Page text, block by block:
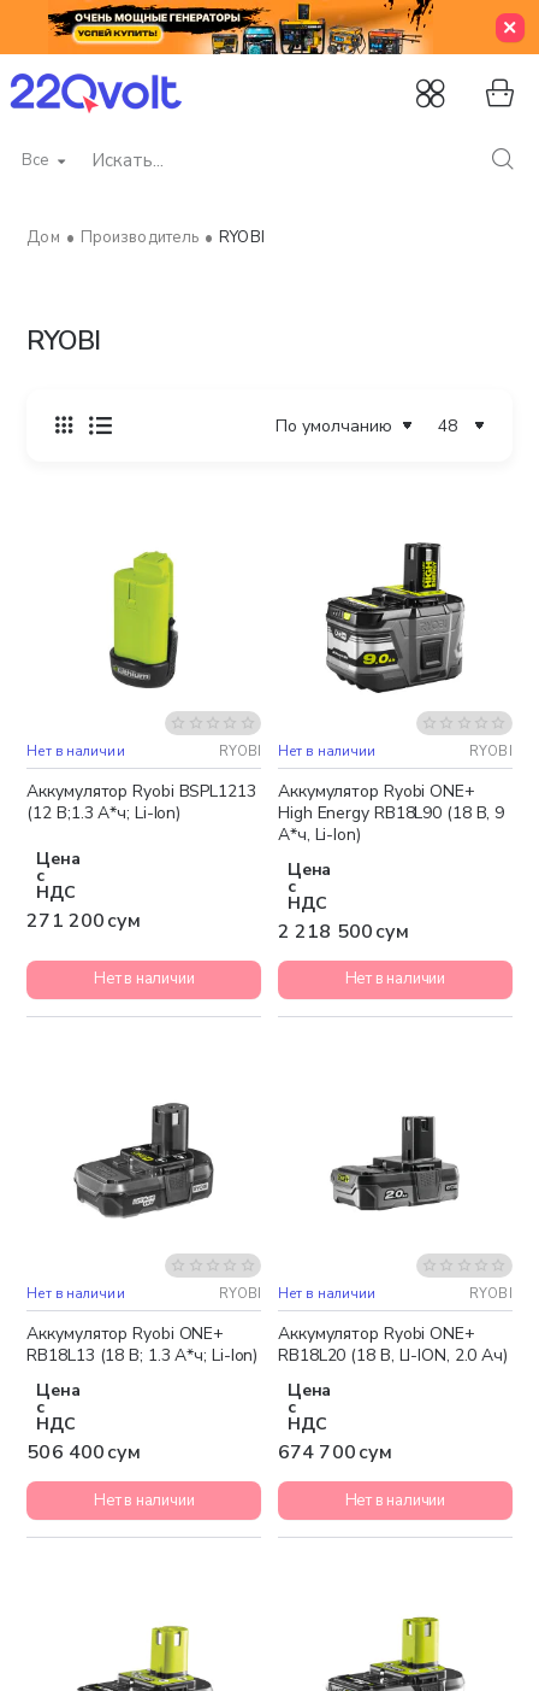
Все
Искать...
RYOBI
Производитель RYOBI
Нет в наличии RYOBI
Аккумулятор Ryobi BSPL1213
(12 В;1.3 А*ч; Li-Ion)
Цена
с
НДС
271 200 сум
Нет в наличии
Бесплатная доставка
Нет в наличии RYOBI
Аккумулятор Ryobi ONE+
High Energy RB18L90 (18 В, 9
А*ч, Li-Ion)
Цена
с
НДС
2 218 500 сум
Нет в наличии
Нет в наличии RYOBI
Аккумулятор Ryobi ONE+
RB18L13 (18 В; 1.3 А*ч; Li-Ion)
Цена
с
НДС
506 400 сум
Нет в наличии
Нет в наличии RYOBI
Аккумулятор Ryobi ONE+
RB18L20 (18 В, LI-ION, 2.0 Ач)
Цена
с
НДС
674 700 сум
Нет в наличии